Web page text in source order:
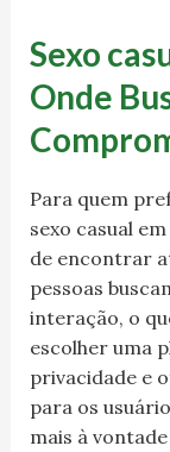
Sexo
Onde
Para quem
sexo casual
de encontrar
pessoas
interação, o
escolher uma
privacidade e
para os
mais à